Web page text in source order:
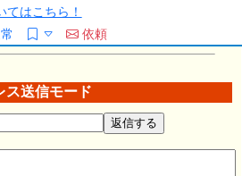
はこちら！
依頼